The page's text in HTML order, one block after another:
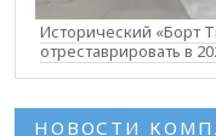
Исторический «Борт
отреставрировать в
НОВОСТИ